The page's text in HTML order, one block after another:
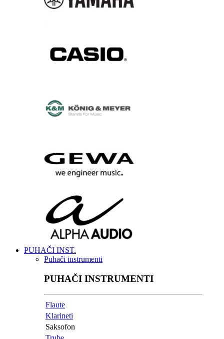
PUHAČI INST.
Puhači instrumenti
PUHAČI INSTRUMENTI
Flaute
Klarineti
Saksofon